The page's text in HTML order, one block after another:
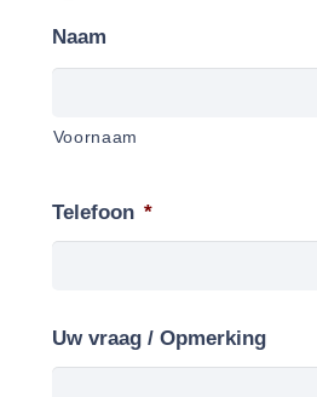
Naam
Voornaam
Telefoon *
Uw vraag / Opmerking